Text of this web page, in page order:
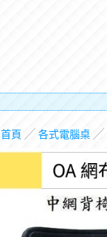
首頁 ╱ 各式電腦桌╱